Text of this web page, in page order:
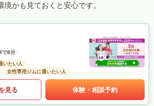
かも見ておくと安心です。
で8分
いたい人
女性専用ジムに通いたい人
見る 体験・相談予約